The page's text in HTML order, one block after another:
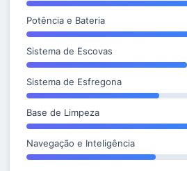
Potência e Bateria
Sistema de Escovas
Sistema de Esfregona
Base de Limpeza
Navegação e Inteligência